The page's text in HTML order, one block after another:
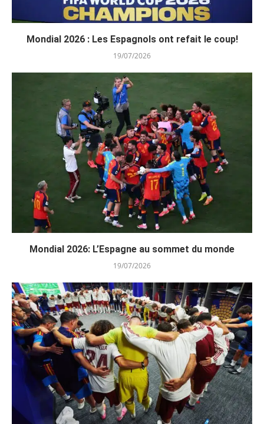
Mondial 2026 : Les Espagnols ont refait le coup!
19/07/2026
Mondial 2026: L’Espagne au sommet du monde
19/07/2026